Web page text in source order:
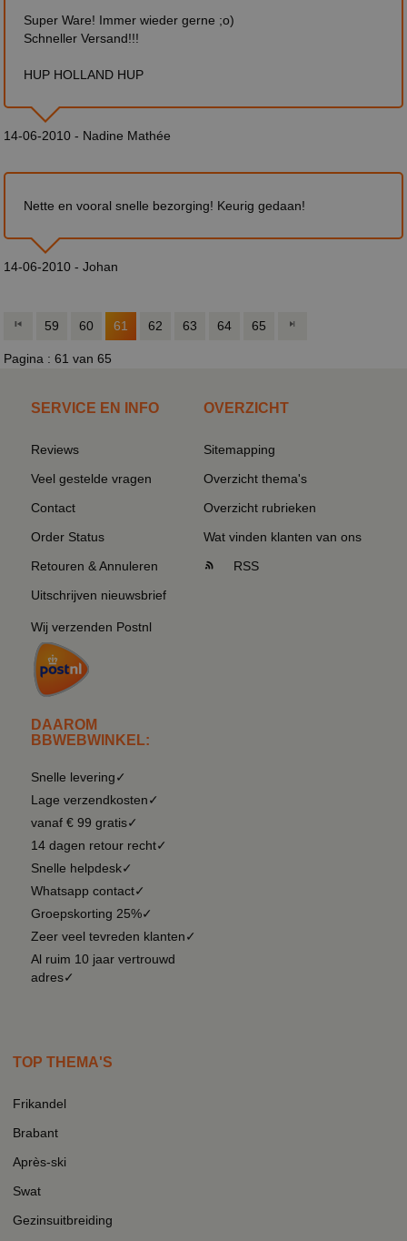
Super Ware! Immer wieder gerne ;o)
Schneller Versand!!!
HUP HOLLAND HUP
14-06-2010 - Nadine Mathée
Nette en vooral snelle bezorging! Keurig gedaan!
14-06-2010 - Johan
59 60 61 62 63 64 65
Pagina : 61 van 65
SERVICE EN INFO
Reviews
Veel gestelde vragen
Contact
Order Status
Retouren & Annuleren
Uitschrijven nieuwsbrief
Wij verzenden Postnl
DAAROM
BBWEBWINKEL:
Snelle levering✓
Lage verzendkosten✓
vanaf € 99 gratis✓
14 dagen retour recht✓
Snelle helpdesk✓
Whatsapp contact✓
Groepskorting 25%✓
Zeer veel tevreden klanten✓
Al ruim 10 jaar vertrouwd
adres✓
OVERZICHT
Sitemapping
Overzicht thema's
Overzicht rubrieken
Wat vinden klanten van ons
RSS
TOP THEMA'S
Frikandel
Brabant
Après-ski
Swat
Gezinsuitbreiding